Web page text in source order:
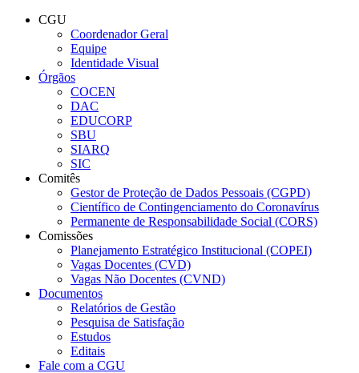
Conteúdo principal
CGU
Coordenador Geral
Equipe
Identidade Visual
Órgãos
COCEN
DAC
EDUCORP
SBU
SIARQ
SIC
Comitês
Gestor de Proteção de Dados Pessoais (CGPD)
Científico de Contingenciamento do Coronavírus
Permanente de Responsabilidade Social (CORS)
Comissões
Planejamento Estratégico Institucional (COPEI)
Vagas Docentes (CVD)
Vagas Não Docentes (CVND)
Documentos
Relatórios de Gestão
Pesquisa de Satisfação
Estudos
Editais
Fale com a CGU